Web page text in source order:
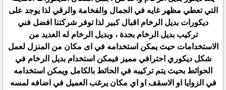
التي تعطي مظهر غايه في الجمال والفخامة والرقي لذا يوجد على
ديكورات بديل الرخام اقبال كبير لذا توفر شركتنا افضل فني
تركيب بديل الرخام بجدة ، وبديل الرخام له العديد من
الاستخدامات حيث يمكن استخدامه في اى مكان من المنزل لعمل
شكل ديكوري احترافي مميز فيمكن استخدام بديل الرخام في
الحوائط بحيث يتم تركيبه في الحائط بالكامل ويمكن استخدامه
في الزوايا او الاسقف او اي مكان يرغب العميل في اضافه لمسه